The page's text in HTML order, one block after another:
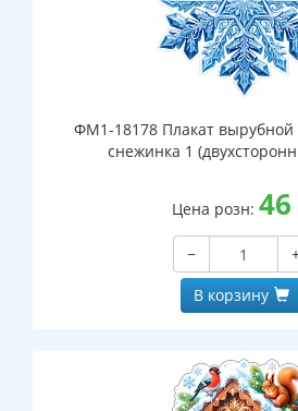
ФМ1-18178 Плакат вырубной
снежинка 1
Цена розн: 46
−
В корзину